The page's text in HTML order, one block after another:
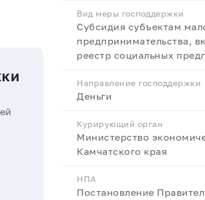
Вид меры господдержки
Субсидия субъектам
предпринимательства,
реестр социальных
Направление господдержки
Деньги
Курирующий орган
Министерство
Камчатского края
НПА
Постановление